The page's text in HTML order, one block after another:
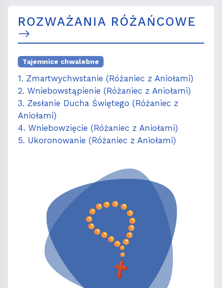
ROZWAŻANIA RÓŻAŃCOWE
Tajemnice chwalebne
1. Zmartwychwstanie (Różaniec z Aniołami)
2. Wniebowstąpienie (Różaniec z Aniołami)
3. Zesłanie Ducha Świętego (Różaniec z
Aniołami)
4. Wniebowzięcie (Różaniec z Aniołami)
5. Ukoronowanie (Różaniec z Aniołami)